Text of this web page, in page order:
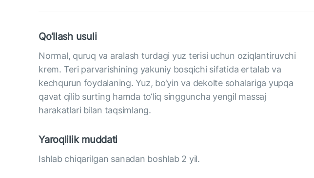
Qo‘llash usuli
Normal, quruq va aralash turdagi yuz terisi uchun oziqlantiruvchi
krem. Teri parvarishining yakuniy bosqichi sifatida ertalab va
kechqurun foydalaning. Yuz, bo‘yin va dekolte sohalariga yupqa
qavat qilib surting hamda to‘liq singguncha yengil massaj
harakatlari bilan taqsimlang.
Yaroqlilik muddati
Ishlab chiqarilgan sanadan boshlab 2 yil.